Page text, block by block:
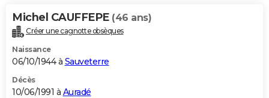
Michel CAUFFEPE (46 ans)
Créer une cagnotte obsèques
Naissance
06/10/1944 à Sauveterre
Décès
10/06/1991 à Auradé